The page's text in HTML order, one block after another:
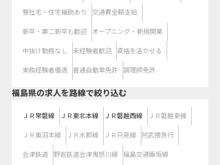
寮社宅・住宅補助あり 交通費全額支給
新卒・第二新卒も歓迎 オープニング・新規開業
中抜け勤務なし 未経験者歓迎 資格を活かせる
実務経験者優遇 普通自動車免許 調理師免許
福島県の求人を路線で絞り込む
ＪＲ常磐線 ＪＲ東北本線 ＪＲ磐越西線 ＪＲ磐越東線
ＪＲ奥羽本線 ＪＲ水郡線 ＪＲ只見線 阿武隈急行
会津鉄道 野岩鉄道会津鬼怒川線 福島交通飯坂線